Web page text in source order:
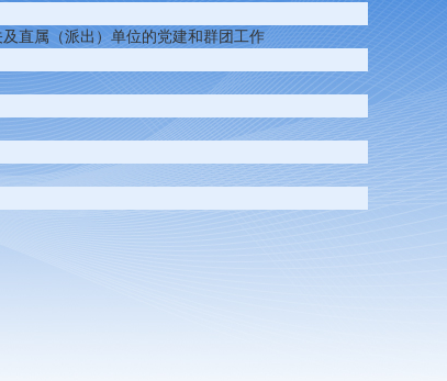
直属（派出）单位的党建和群团工作